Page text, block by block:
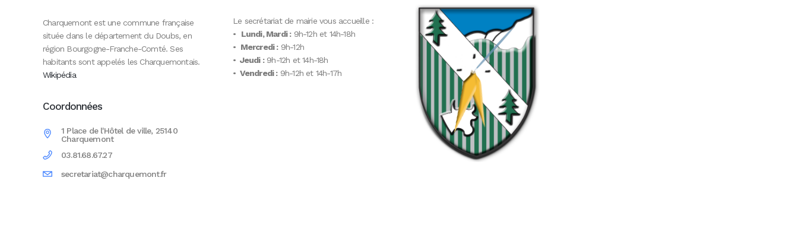
Charquemont est une commune française
située dans le département du Doubs, en
région Bourgogne-Franche-Comté. Ses
habitants sont appelés les Charquemontais.
Wikipédia
Coordonnées
1 Place de l'Hôtel de ville, 25140
Charquemont
03.81.68.67.27
secretariat@charquemont.fr
Le secrétariat de mairie vous accueille :
• Lundi, Mardi :9h-12h et 14h-18h
• Mercredi :9h-12h
• Jeudi :9h-12h et 14h-18h
• Vendredi :9h-12h et 14h-17h